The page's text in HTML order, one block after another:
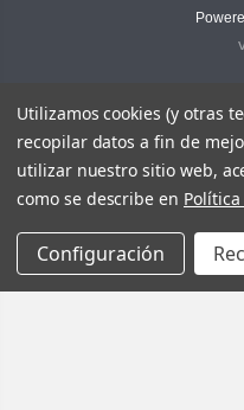
Utilizamos cookies (y otras
recopilar datos a fin de
utilizar nuestro sitio web,
como se describe en
Configuración